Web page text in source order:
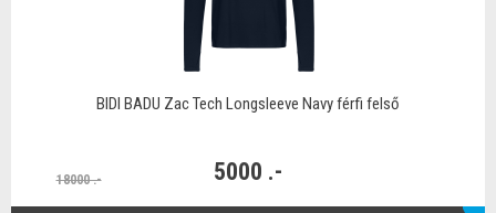
BIDI BADU Zac Tech Longsleeve Navy férfi felső
18000 .- 5000 .-